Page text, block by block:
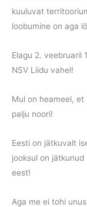
kuuluvat
loobumine on aga
Elagu 2. veebruaril
NSV Liidu vahel!
Mul on heameel, et
palju noori!
Eesti on jätkuvalt
jooksul on
eest!
Aga me ei tohi